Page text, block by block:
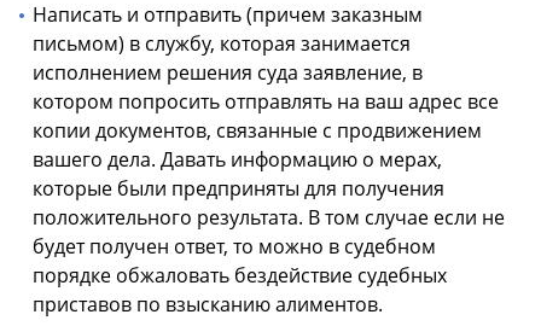
Написать и отправить (причем заказным
письмом) в службу, которая занимается
исполнением решения суда заявление, в
котором попросить отправлять на ваш адрес все
копии документов, связанные с продвижением
вашего дела. Давать информацию о мерах,
которые были предприняты для получения
положительного результата. В том случае если не
будет получен ответ, то можно в судебном
порядке обжаловать бездействие судебных
приставов по взысканию алиментов.